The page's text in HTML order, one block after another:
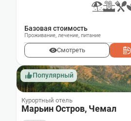
Базовая стоимость
Проживание, лечение, питание
Смотреть
Популярный
Курортный отель
Марьин Остров, Чемал